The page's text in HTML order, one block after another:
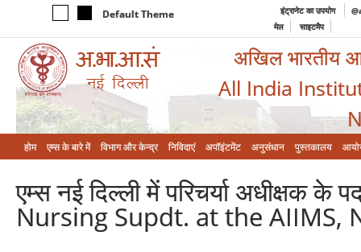
Default Theme इंट्रानेट का उपयोग
मेल
साइटमैप
अखिल भारतीय
All India
होम एम्‍स के बारे में विभाग और केन्‍द्र निविदाएं अपॉइंटमेंट अनुसंधान पुस्तकालय
एम्स नई दिल्ली में परिचर्या
Nursing Supdt. at the AIIMS,